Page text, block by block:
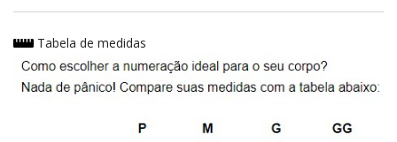
Tabela de medidas